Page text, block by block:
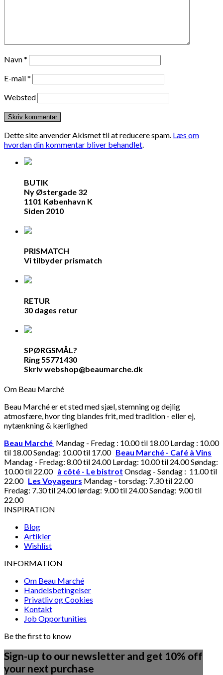
Navn*
E-mail*
Websted
Dette site anvender Akismet til at reducere spam. Læs om
hvordan din kommentar bliver behandlet.
BUTIK
Ny Østergade 32
1101 København K
Siden 2010
PRISMATCH
Vi tilbyder prismatch
RETUR
30 dages retur
SPØRGSMÅL?
Ring 55771430
Skriv webshop@beaumarche.dk
Om Beau Marché
Beau Marché er et sted med sjæl, stemning og dejlig
atmosfære, hvor ting blandes frit, med tradition - eller ej,
nytænkning & kærlighed
Beau Marché Mandag - Fredag : 10.00 til 18.00 Lørdag : 10.00
til 18.00 Søndag: 10.00 til 17.00 Beau Marché - Café à Vins
Mandag - Fredag: 8.00 til 24.00 Lørdag: 10.00 til 24.00 Søndag:
10.00 til 22.00 à côté - Le bistrot Onsdag - Søndag : 11.00 til
22.00 Les Voyageurs Mandag - torsdag: 7.30 til 22.00
Fredag: 7.30 til 24.00 lørdag: 9.00 til 24.00 Søndag: 9.00 til
22.00
INSPIRATION
Blog
Artikler
Wishlist
INFORMATION
Om Beau Marché
Handelsbetingelser
Privatliv og Cookies
Kontakt
Job Opportunities
Be the first to know
Sign-up to our newsletter and get 10% off
your next purchase